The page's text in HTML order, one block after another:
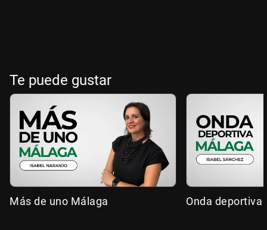
Te puede gustar
Más de uno Málaga Onda deportiva